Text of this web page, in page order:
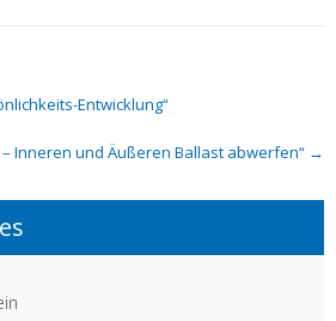
Entwicklung“
Inneren und Äußeren Ballast abwerfen“ →